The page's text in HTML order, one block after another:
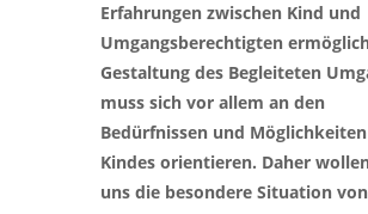
Erfahrungen zwischen Kind und
Umgangsberechtigten
Gestaltung des Begleiteten
muss sich vor allem an den
Bedürfnissen und
Kindes orientieren. Daher
uns die besondere Situation von